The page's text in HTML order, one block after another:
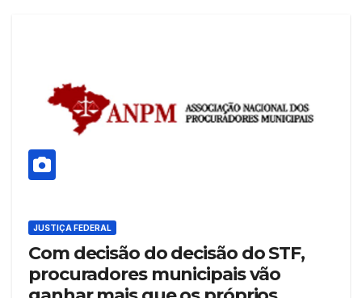
JUSTIÇA FEDERAL
Com decisão do decisão do STF,
procuradores municipais vão